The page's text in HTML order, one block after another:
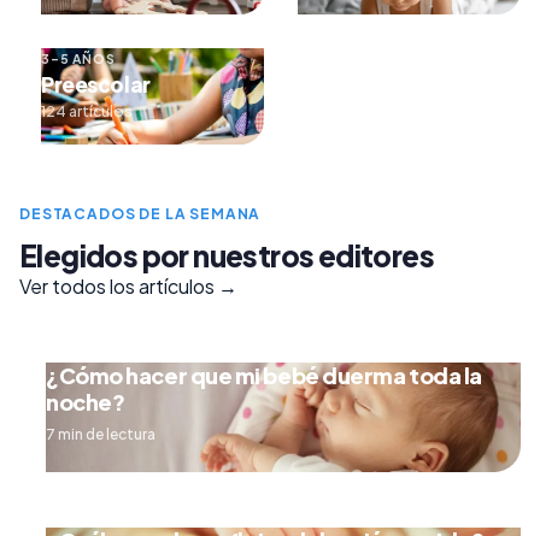
3–5 AÑOS
Preescolar
124 artículos
DESTACADOS DE LA SEMANA
Elegidos por nuestros editores
Ver todos los artículos →
¿Cómo hacer que mi bebé duerma toda la
noche?
7 min de lectura